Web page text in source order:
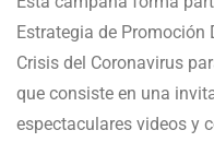
Estrategia de
Crisis del Coronavirus
que consiste en una
espectaculares videos y